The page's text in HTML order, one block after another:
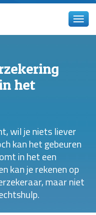
het
wil je niets liever
kan het gebeuren
in het een
kan je rekenen op
maar niet